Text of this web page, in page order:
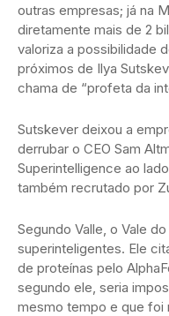
outras empresas; já na
diretamente mais de 2
valoriza a possibilidade
próximos de Ilya
chama de “profeta da
Sutskever deixou a
derrubar o CEO Sam
Superintelligence ao
também recrutado por
Segundo Valle, o Vale
superinteligentes. Ele
de proteínas pelo
segundo ele, seria
mesmo tempo e que foi